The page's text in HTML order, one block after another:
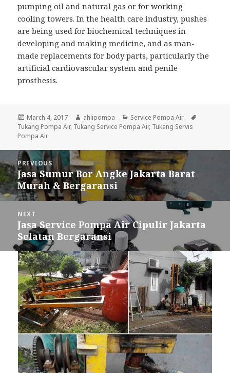
pumping oil and natural gas or for working
cooling towers. In the health care industry, pushes
are being used for biochemical techniques in
developing and making medicine, and as man-
made replacements for body parts, particularly the
artificial cardiovascular system and penile
prosthesis.
Posted
on
March 4, 2017 Author
ahlipompa Categories
Service Pompa Air
Tukang Pompa Air, Tukang Service Pompa Air, Tukang Servis
Pompa Air
Post
navigation
PREVIOUS
Previous
post:
Jasa Sumur Bor Angke Jakarta Barat
Murah & Bergaransi
NEXT
Next
post:
Jasa Service Pompa Air Cipulir Jakarta
Selatan Bergaransi